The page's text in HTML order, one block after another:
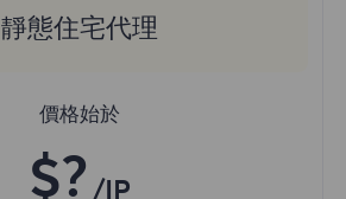
靜態住宅代理
價格始於
$? /IP